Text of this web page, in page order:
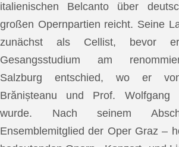
italienischen Belcanto über
großen Opernpartien reicht. Seine
zunächst als Cellist, bevor
Gesangsstudium am
Salzburg entschied, wo er
Brănișteanu und Prof. Wolfgang
wurde. Nach seinem
Ensemblemitglied der Oper Graz –